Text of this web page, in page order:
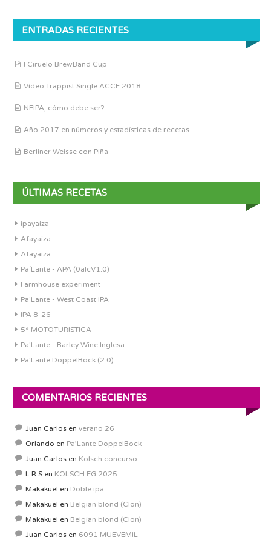
ENTRADAS RECIENTES
I Ciruelo BrewBand Cup
Vídeo Trappist Single ACCE 2018
NEIPA, cómo debe ser?
Año 2017 en números y estadísticas de recetas
Berliner Weisse con Piña
ÚLTIMAS RECETAS
ipayaiza
Afayaiza
Afayaiza
Pa´Lante - APA (0alcV1.0)
Farmhouse experiment
Pa'Lante - West Coast IPA
IPA 8-26
5ª MOTOTURISTICA
Pa'Lante - Barley Wine Inglesa
Pa’Lante DoppelBock (2.0)
COMENTARIOS RECIENTES
Juan Carlos en verano 26
Orlando en Pa’Lante DoppelBock
Juan Carlos en Kolsch concurso
L.R.S en KOLSCH EG 2025
Makakuel en Doble ipa
Makakuel en Belgian blond (Clon)
Makakuel en Belgian blond (Clon)
Juan Carlos en 6091 MUEVEMIL